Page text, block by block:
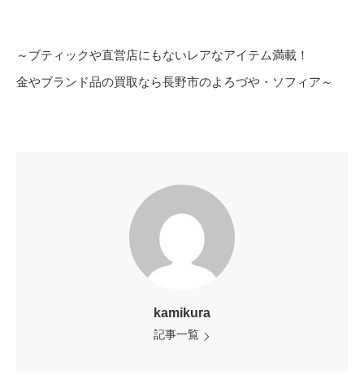
～ブティックや直営店にもないレアなアイテム満載！
金やブランド品の買取なら長野市のよろづや・ソフィア～
kamikura
記事一覧